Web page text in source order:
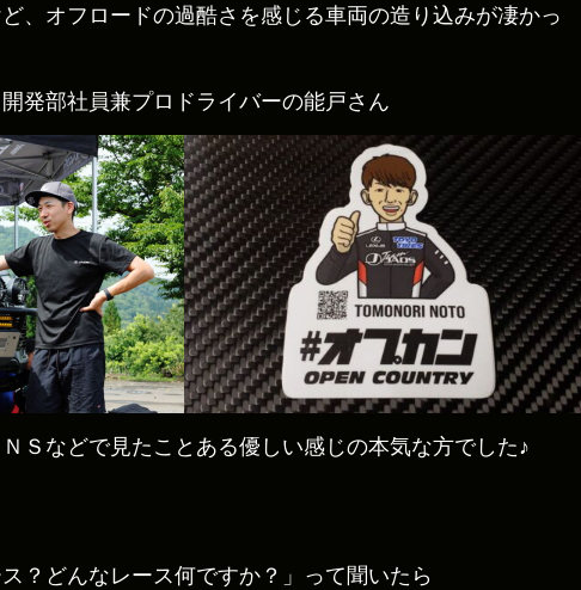
、オフロードの過酷さを感じる車両の造り込みが凄かっ
発部社員兼プロドライバーの能戸さん
Ｓなどで見たことある優しい感じの本気な方でした♪
？どんなレース何ですか？」って聞いたら